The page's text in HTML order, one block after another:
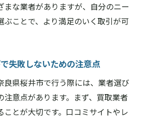
まな業者がありますが、自分のニー
ぶことで、より満足のいく取引が可
失敗しないための注意点
良県桜井市で行う際には、業者選び
注意点があります。まず、買取業者
ことが大切です。口コミサイトやレ